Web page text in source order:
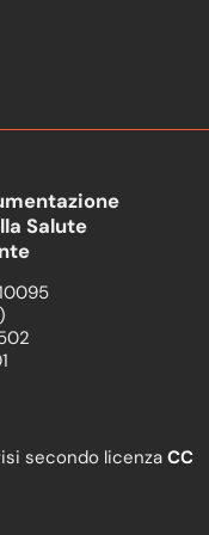
Salute
secondo licenzaCC